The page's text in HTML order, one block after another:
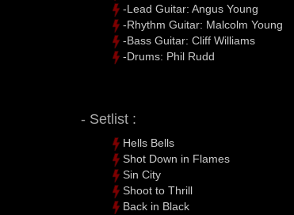
-Lead Guitar: Angus Young
-Rhythm Guitar: Malcolm Young
-Bass Guitar: Cliff Williams
-Drums: Phil Rudd
- Setlist :
Hells Bells
Shot Down in Flames
Sin City
Shoot to Thrill
Back in Black